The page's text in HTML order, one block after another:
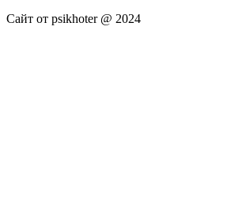
Сайт от psikhoter @ 2024